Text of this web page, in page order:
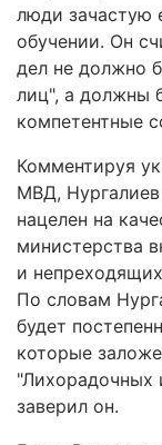
люди зачастую
обучении. Он
дел не должно
лиц", а должны
компетентные
Комментируя
МВД, Нургалиев
нацелен на
министерства
и
По словам
будет
которые
"Лихорадочных
заверил он.